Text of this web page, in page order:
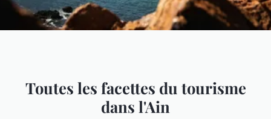
Toutes les facettes du tourisme
dans l'Ain